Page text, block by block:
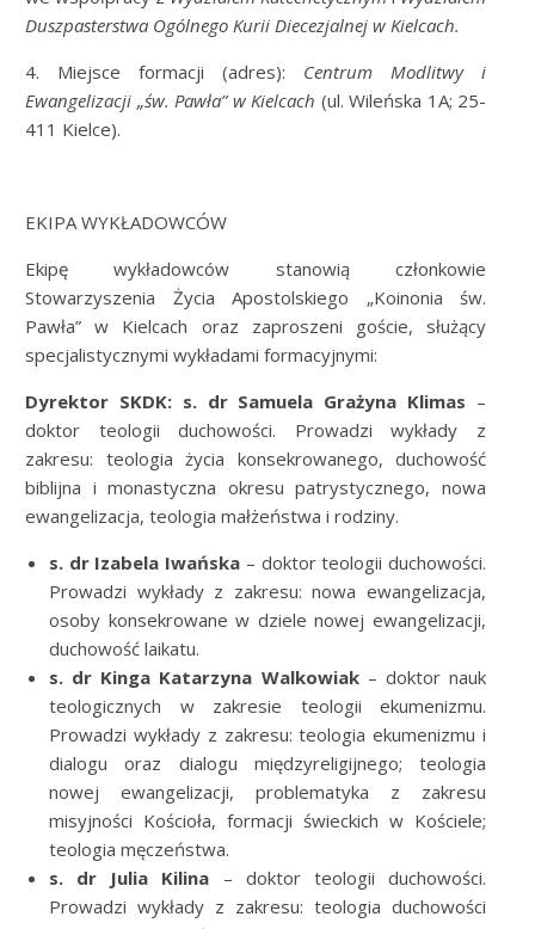
Duszpasterstwa Ogólnego Kurii Diecezjalnej w Kielcach.
4. Miejsce formacji (adres): Centrum Modlitwy i
Ewangelizacji „św. Pawła” w Kielcach (ul. Wileńska 1A; 25-
411 Kielce).
EKIPA WYKŁADOWCÓW
Ekipę wykładowców stanowią członkowie
Stowarzyszenia Życia Apostolskiego „Koinonia św.
Pawła” w Kielcach oraz zaproszeni goście, służący
specjalistycznymi wykładami formacyjnymi:
Dyrektor SKDK: s. dr Samuela Grażyna Klimas –
doktor teologii duchowości. Prowadzi wykłady z
zakresu: teologia życia konsekrowanego, duchowość
biblijna i monastyczna okresu patrystycznego, nowa
ewangelizacja, teologia małżeństwa i rodziny.
s. dr Izabela Iwańska – doktor teologii duchowości.
Prowadzi wykłady z zakresu: nowa ewangelizacja,
osoby konsekrowane w dziele nowej ewangelizacji,
duchowość laikatu.
s. dr Kinga Katarzyna Walkowiak – doktor nauk
teologicznych w zakresie teologii ekumenizmu.
Prowadzi wykłady z zakresu: teologia ekumenizmu i
dialogu oraz dialogu międzyreligijnego; teologia
nowej ewangelizacji, problematyka z zakresu
misyjności Kościoła, formacji świeckich w Kościele;
teologia męczeństwa.
s. dr Julia Kilina – doktor teologii duchowości.
Prowadzi wykłady z zakresu: teologia duchowości